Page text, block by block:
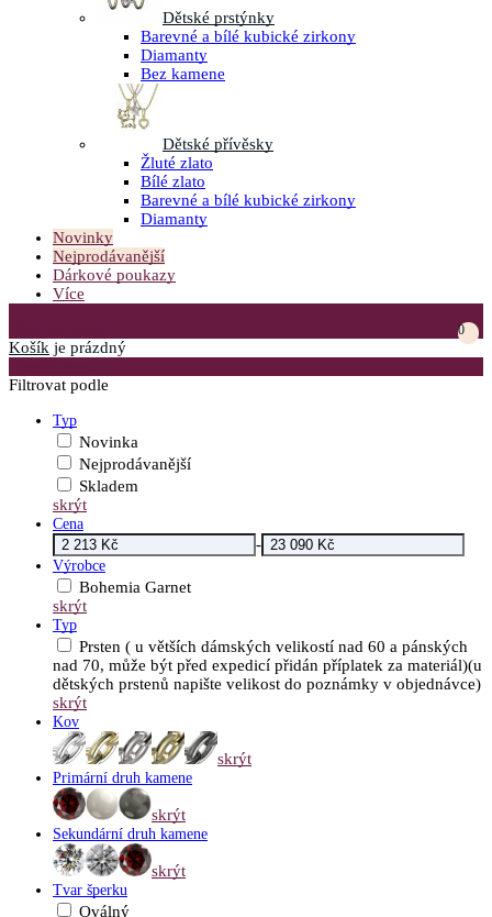
Dětské prstýnky
Barevné a bílé kubické zirkony
Diamanty
Bez kamene
Dětské přívěsky
Žluté zlato
Bílé zlato
Barevné a bílé kubické zirkony
Diamanty
Novinky
Nejprodávanější
Dárkové poukazy
Více
0
Košík je prázdný
Filtrovat podle
Typ
Novinka
Nejprodávanější
Skladem
skrýt
Cena
-
Výrobce
Bohemia Garnet
skrýt
Typ
Prsten ( u větších dámských velikostí nad 60 a pánských
nad 70, může být před expedicí přidán příplatek za materiál)(u
dětských prstenů napište velikost do poznámky v objednávce)
skrýt
Kov
skrýt
Primární druh kamene
skrýt
Sekundární druh kamene
skrýt
Tvar šperku
Oválný